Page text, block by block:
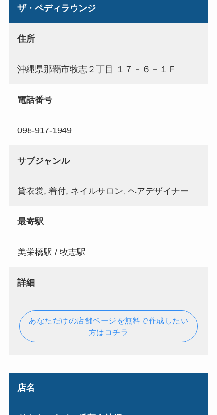
ザ・ペディラウンジ
住所
沖縄県那覇市牧志２丁目 １７－６－１Ｆ
電話番号
098-917-1949
サブジャンル
貸衣裳, 着付, ネイルサロン, ヘアデザイナー
最寄駅
美栄橋駅 / 牧志駅
詳細
あなただけの店舗ページを無料で作成したい
方はコチラ
店名